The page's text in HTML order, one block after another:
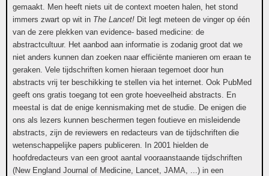
gemaakt. Men heeft niets uit de context moeten halen, het stond
immers zwart op wit in The Lancet! Dit legt meteen de vinger op één
van de zere plekken van evidence- based medicine: de
abstractcultuur. Het aanbod aan informatie is zodanig groot dat we
niet anders kunnen dan zoeken naar efficiënte manieren om eraan te
geraken. Vele tijdschriften komen hieraan tegemoet door hun
abstracts vrij ter beschikking te stellen via het internet. Ook PubMed
geeft ons gratis toegang tot een grote hoeveelheid abstracts. En
meestal is dat de enige kennismaking met de studie. De enigen die
ons als lezers kunnen beschermen tegen foutieve en misleidende
abstracts, zijn de reviewers en redacteurs van de tijdschriften die
wetenschappelijke papers publiceren. In 2001 hielden de
hoofdredacteurs van een groot aantal vooraanstaande tijdschriften
(New England Journal of Medicine, Lancet, JAMA, ...) in een